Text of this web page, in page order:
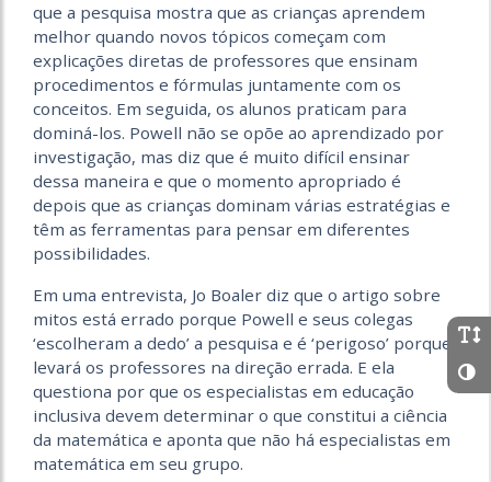
que a pesquisa mostra que as crianças aprendem
melhor quando novos tópicos começam com
explicações diretas de professores que ensinam
procedimentos e fórmulas juntamente com os
conceitos. Em seguida, os alunos praticam para
dominá-los. Powell não se opõe ao aprendizado por
investigação, mas diz que é muito difícil ensinar
dessa maneira e que o momento apropriado é
depois que as crianças dominam várias estratégias e
têm as ferramentas para pensar em diferentes
possibilidades.
Em uma entrevista, Jo Boaler diz que o artigo sobre
mitos está errado porque Powell e seus colegas
‘escolheram a dedo’ a pesquisa e é ‘perigoso’ porque
levará os professores na direção errada. E ela
questiona por que os especialistas em educação
inclusiva devem determinar o que constitui a ciência
da matemática e aponta que não há especialistas em
matemática em seu grupo.